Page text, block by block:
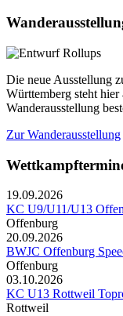
Die neue Ausstellung
Württemberg steht
Wanderausstellung
Zur Wanderausstellung
19.09.2026
KC U9/U11/U13
Offenburg
20.09.2026
BWJC Offenburg
Offenburg
03.10.2026
KC U13 Rottweil
Rottweil